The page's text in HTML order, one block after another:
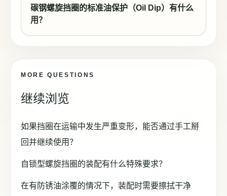
碳钢螺旋挡圈的标准油保护（Oil Dip）有什么
用？
MORE QUESTIONS
继续浏览
如果挡圈在运输中发生严重变形，能否通过手工掰
回并继续使用？
自锁型螺旋挡圈的装配有什么特殊要求？
在有防锈油涂覆的情况下，装配时需要擦拭干净